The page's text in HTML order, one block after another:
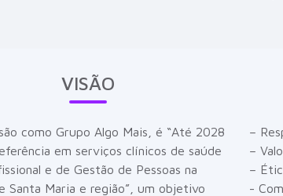
VISÃO
como Grupo Algo Mais, é “Até 2028
em serviços clínicos de saúde
e de Gestão de Pessoas na
Santa Maria e região”, um objetivo
–
–
–
-